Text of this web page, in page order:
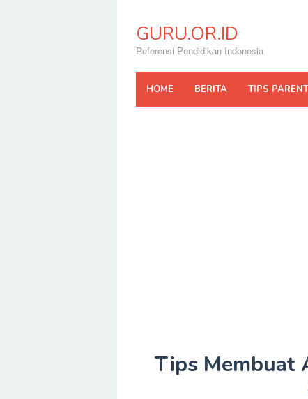
contentGURU.OR.ID
Referensi Pendidikan Indonesia
HOME BERITA TIPS
Tips Membuat